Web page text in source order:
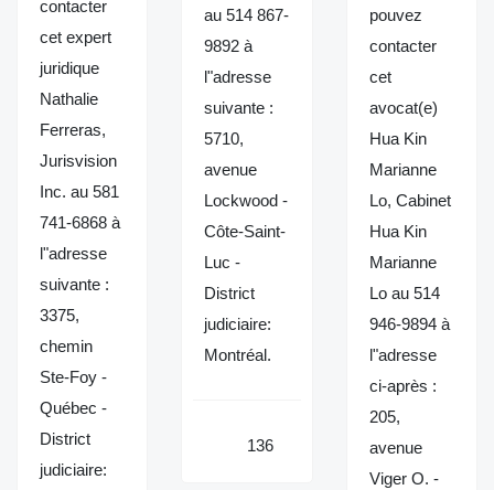
contacter
cet expert
juridique
Nathalie
Ferreras,
Jurisvision
Inc. au 581
741-6868 à
l"adresse
suivante :
3375,
chemin
Ste-Foy -
Québec -
District
judiciaire:
au 514 867-
9892 à
l"adresse
suivante :
5710,
avenue
Lockwood -
Côte-Saint-
Luc -
District
judiciaire:
Montréal.
136
pouvez
contacter
cet
avocat(e)
Hua Kin
Marianne
Lo, Cabinet
Hua Kin
Marianne
Lo au 514
946-9894 à
l"adresse
ci-après :
205,
avenue
Viger O. -